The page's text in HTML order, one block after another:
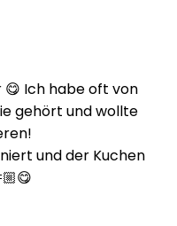
Ich habe oft von
gehört und wollte
und der Kuchen